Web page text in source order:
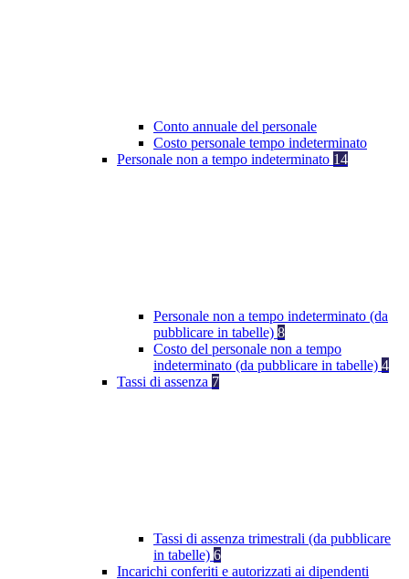
Conto annuale del personale
Costo personale tempo indeterminato
Personale non a tempo indeterminato 14
Personale non a tempo indeterminato (da
pubblicare in tabelle) 8
Costo del personale non a tempo
indeterminato (da pubblicare in tabelle) 4
Tassi di assenza 7
Tassi di assenza trimestrali (da pubblicare
in tabelle) 6
Incarichi conferiti e autorizzati ai dipendenti